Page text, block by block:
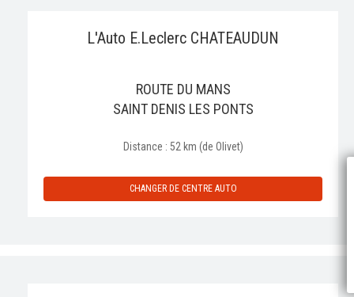
L'Auto E.Leclerc CHATEAUDUN
ROUTE DU MANS
SAINT DENIS LES PONTS
Distance : 52 km (de Olivet)
CHANGER DE CENTRE AUTO